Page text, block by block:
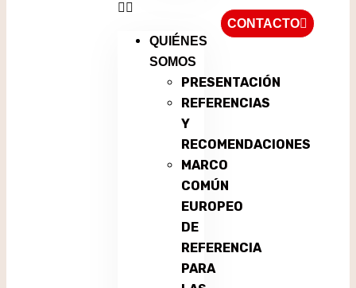
QUIÉNES
SOMOS
PRESENTACIÓN
REFERENCIAS
Y
RECOMENDACIONES
MARCO
COMÚN
EUROPEO
DE
REFERENCIA
PARA
CONTACTO